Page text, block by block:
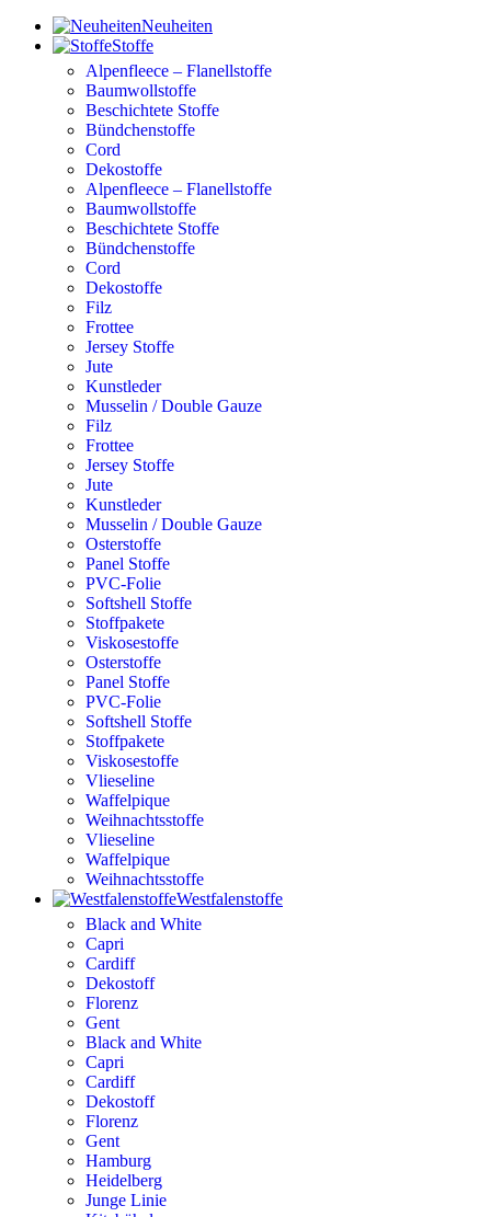
Neuheiten
Stoffe
Alpenfleece – Flanellstoffe
Baumwollstoffe
Beschichtete Stoffe
Bündchenstoffe
Cord
Dekostoffe
Alpenfleece – Flanellstoffe
Baumwollstoffe
Beschichtete Stoffe
Bündchenstoffe
Cord
Dekostoffe
Filz
Frottee
Jersey Stoffe
Jute
Kunstleder
Musselin / Double Gauze
Filz
Frottee
Jersey Stoffe
Jute
Kunstleder
Musselin / Double Gauze
Osterstoffe
Panel Stoffe
PVC-Folie
Softshell Stoffe
Stoffpakete
Viskosestoffe
Osterstoffe
Panel Stoffe
PVC-Folie
Softshell Stoffe
Stoffpakete
Viskosestoffe
Vlieseline
Waffelpique
Weihnachtsstoffe
Vlieseline
Waffelpique
Weihnachtsstoffe
Westfalenstoffe
Black and White
Capri
Cardiff
Dekostoff
Florenz
Gent
Black and White
Capri
Cardiff
Dekostoff
Florenz
Gent
Hamburg
Heidelberg
Junge Linie